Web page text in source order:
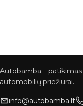
Autobamba –
automobilių priežiūrai.
info@autobamba.lt